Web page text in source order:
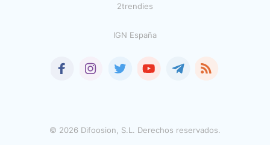
2trendies
IGN España
© 2026 Difoosion, S.L. Derechos reservados.